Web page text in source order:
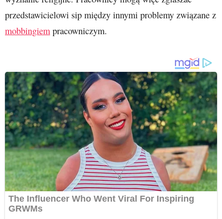
przedstawicielowi sip między innymi problemy związane z
mobbingiem pracowniczym.